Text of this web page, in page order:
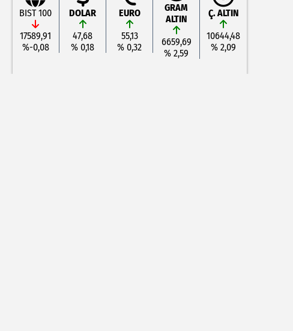
BIST 100
17589,91
%-0,08
DOLAR
47,68
% 0,18
EURO
55,13
% 0,32
GRAM
ALTIN
6659,69
% 2,59
Ç. ALTIN
10644,48
% 2,09